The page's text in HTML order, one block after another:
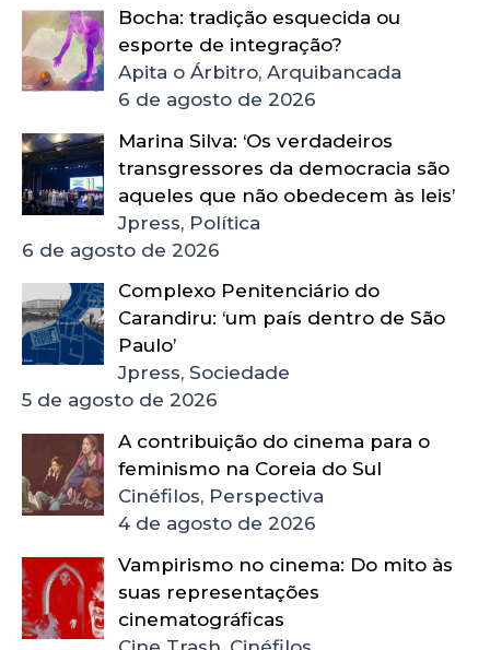
Bocha: tradição esquecida ou
esporte de integração?
Apita o Árbitro, Arquibancada
6 de agosto de 2026
Marina Silva: ‘Os verdadeiros
transgressores da democracia são
aqueles que não obedecem às leis’
Jpress, Política
6 de agosto de 2026
Complexo Penitenciário do
Carandiru: ‘um país dentro de São
Paulo’
Jpress, Sociedade
5 de agosto de 2026
A contribuição do cinema para o
feminismo na Coreia do Sul
Cinéfilos, Perspectiva
4 de agosto de 2026
Vampirismo no cinema: Do mito às
suas representações
cinematográficas